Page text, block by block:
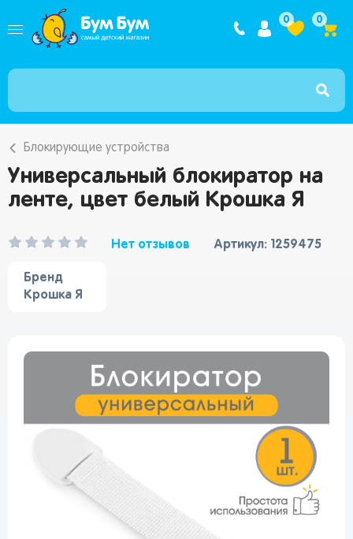
Интернет
0 0
Блокирующие устройства
Универсальный блокиратор на
ленте, цвет белый Крошка Я
Нет отзывов Артикул: 1259475
Бренд
Крошка Я